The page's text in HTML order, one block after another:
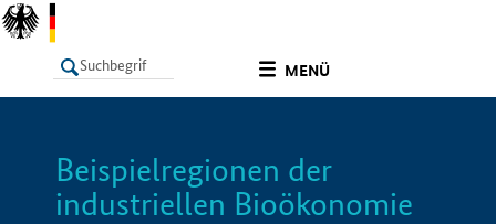
MENÜ
LISTE
Beispielregionen der
industriellen Bioökonomie